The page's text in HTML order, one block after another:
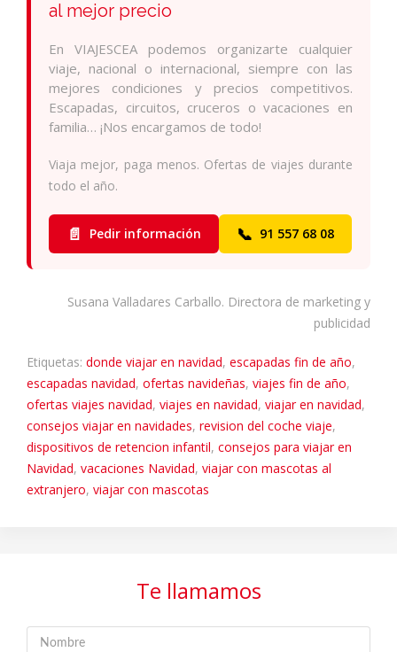
al mejor precio
En VIAJESCEA podemos organizarte cualquier
viaje, nacional o internacional, siempre con las
mejores condiciones y precios competitivos.
Escapadas, circuitos, cruceros o vacaciones en
familia… ¡Nos encargamos de todo!
Viaja mejor, paga menos. Ofertas de viajes durante
todo el año.
📄 Pedir información 📞 91 557 68 08
Susana Valladares Carballo. Directora de marketing y
publicidad
Etiquetas: donde viajar en navidad, escapadas fin de año,
escapadas navidad, ofertas navideñas, viajes fin de año,
ofertas viajes navidad, viajes en navidad, viajar en navidad,
consejos viajar en navidades, revision del coche viaje,
dispositivos de retencion infantil, consejos para viajar en
Navidad, vacaciones Navidad, viajar con mascotas al
extranjero, viajar con mascotas
Te llamamos